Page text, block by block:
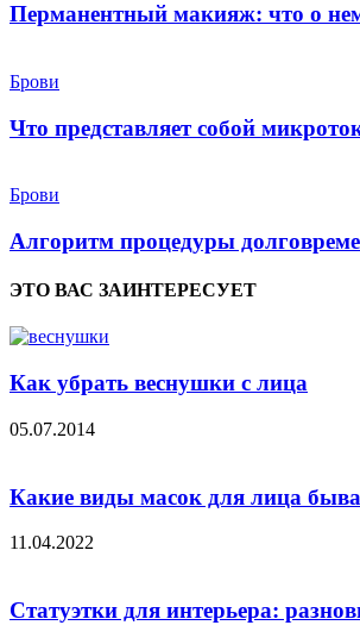
Перманентный макияж: что о
Брови
Что представляет собой
Брови
Алгоритм процедуры
ЭТО ВАС ЗАИНТЕРЕСУЕТ
Как убрать веснушки с лица
05.07.2014
Какие виды масок для лица
11.04.2022
Статуэтки для интерьера: